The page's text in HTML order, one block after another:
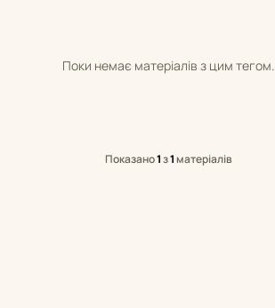
Поки немає матеріалів з цим тегом.
Показано1з1матеріалів